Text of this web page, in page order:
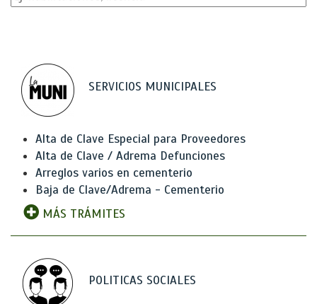
SERVICIOS MUNICIPALES
Alta de Clave Especial para Proveedores
Alta de Clave / Adrema Defunciones
Arreglos varios en cementerio
Baja de Clave/Adrema - Cementerio
MÁS TRÁMITES
POLITICAS SOCIALES